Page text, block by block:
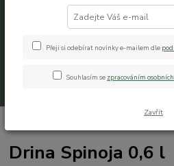
Drina Spinoja 0,6 l
Přeji si odebírat novinky e-mailem dle
Souhlasím se zpracováním
Zavřít